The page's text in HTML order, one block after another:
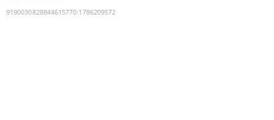
9190030828844615770:1786209572